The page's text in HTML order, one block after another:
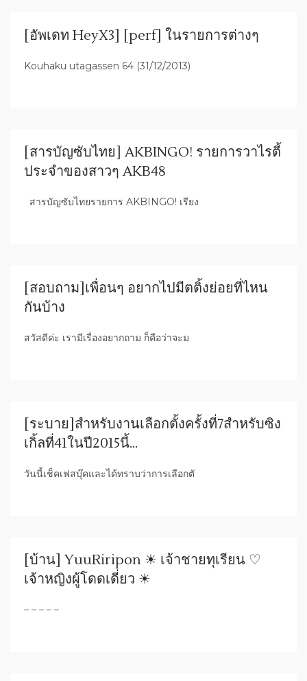
[อัพเดท HeyX3] [perf] ในรายการต่างๆ
Kouhaku utagassen 64 (31/12/2013)
[สารบัญซับไทย] AKBINGO! รายการวาไรตี้
ประจำของสาวๆ AKB48
สารบัญซับไทยรายการ AKBINGO! เรียง
[สอบถาม]เพื่อนๆ อยากไปมีตติ้งย่อยที่ไหน
กันบ้าง
สวัสดีค่ะ เรามีเรื่องอยากถาม ก็คือว่าจะม
[ระบาย]สำหรับงานเลือกตั้งครั้งที่7สำหรับซิง
เกิ้ลที่41ในปี2015นี้…
วันนี้เช็คเฟสบุ๊คและได้ทราบว่าการเลือกตั
[บ้าน] YuuRiripon ☀ เจ้าชายทุเรียน ♡
เจ้าหญิงผู้โดดเดี่ยว ☀
– – – – –